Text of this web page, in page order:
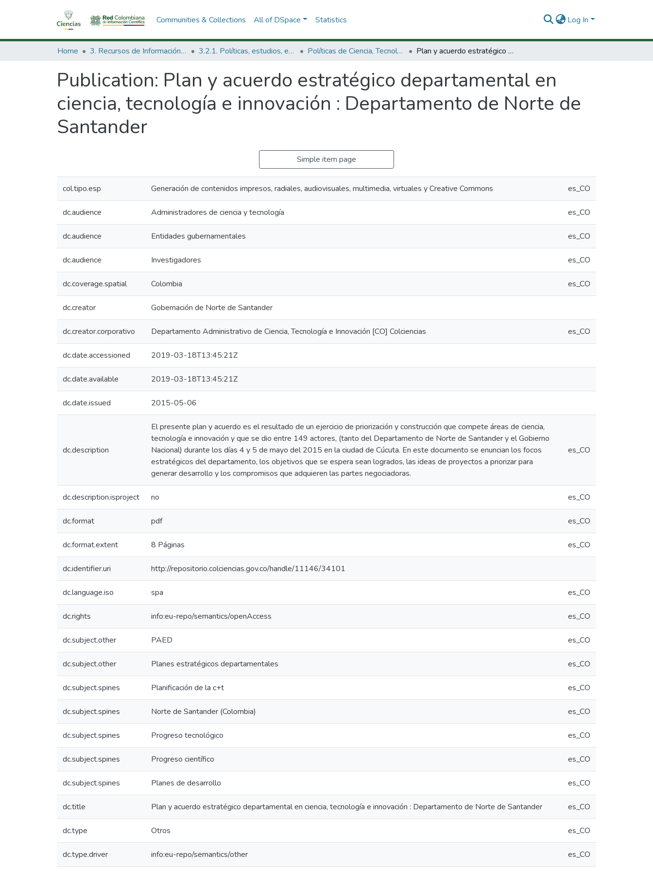
Communities & Collections All of DSpace Statistics Log In
Home 3. Recursos de Información Científica y Tecnológica 3.2.1. Políticas, estudios, evaluaciones e indicadores de CTeI Políticas de Ciencia, Tecnología e Innovación Plan y acuerdo estratégico departamental en ciencia, tecnología e innovación : Departamento de Norte de Santander
Publication: Plan y acuerdo estratégico departamental en
ciencia, tecnología e innovación : Departamento de Norte de
Santander
Simple item page
col.tipo.esp Generación de contenidos impresos, radiales, audiovisuales, multimedia, virtuales y Creative Commons es_CO
dc.audience Administradores de ciencia y tecnología es_CO
dc.audience Entidades gubernamentales es_CO
dc.audience Investigadores es_CO
dc.coverage.spatial Colombia es_CO
dc.creator Gobernación de Norte de Santander
dc.creator.corporativo Departamento Administrativo de Ciencia, Tecnología e Innovación [CO] Colciencias es_CO
dc.date.accessioned 2019-03-18T13:45:21Z
dc.date.available 2019-03-18T13:45:21Z
dc.date.issued 2015-05-06
dc.description
El presente plan y acuerdo es el resultado de un ejercicio de priorización y construcción que compete áreas de ciencia,
tecnología e innovación y que se dio entre 149 actores, (tanto del Departamento de Norte de Santander y el Gobierno
Nacional) durante los días 4 y 5 de mayo del 2015 en la ciudad de Cúcuta. En este documento se enuncian los focos
estratégicos del departamento, los objetivos que se espera sean logrados, las ideas de proyectos a priorizar para
generar desarrollo y los compromisos que adquieren las partes negociadoras.
es_CO
dc.description.isproject no es_CO
dc.format pdf es_CO
dc.format.extent 8 Páginas es_CO
dc.identifier.uri http://repositorio.colciencias.gov.co/handle/11146/34101
dc.language.iso spa es_CO
dc.rights info:eu-repo/semantics/openAccess es_CO
dc.subject.other PAED es_CO
dc.subject.other Planes estratégicos departamentales es_CO
dc.subject.spines Planificación de la c+t es_CO
dc.subject.spines Norte de Santander (Colombia) es_CO
dc.subject.spines Progreso tecnológico es_CO
dc.subject.spines Progreso científico es_CO
dc.subject.spines Planes de desarrollo es_CO
dc.title Plan y acuerdo estratégico departamental en ciencia, tecnología e innovación : Departamento de Norte de Santander es_CO
dc.type Otros es_CO
dc.type.driver info:eu-repo/semantics/other es_CO